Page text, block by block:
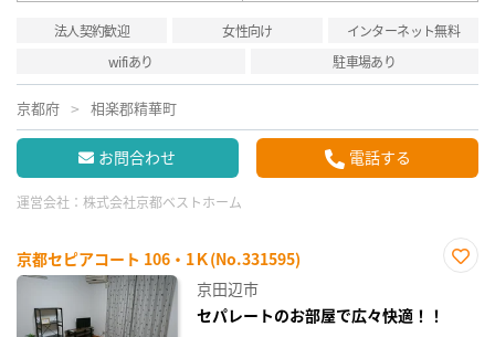
法人契約歓迎 女性向け
インターネット無料
wifiあり
駐車場あり
京都府 相楽郡精華町
お問合わせ 電話する
運営会社： 株式会社京都ベストホーム
京都セピアコート 106・1Ｋ(No.331595)
京田辺市
セパレートのお部屋で広々快適！！